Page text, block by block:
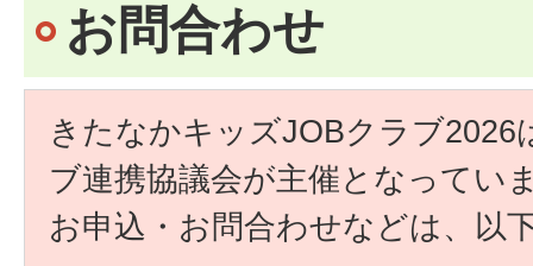
お問合わせ
きたなかキッズJOBクラブ2026
ブ連携協議会が主催となってい
お申込・お問合わせなどは、以